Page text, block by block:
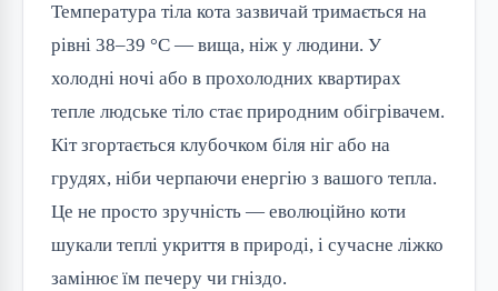
Температура тіла кота зазвичай тримається на
рівні 38–39 °C — вища, ніж у людини. У
холодні ночі або в прохолодних квартирах
тепле людське тіло стає природним обігрівачем.
Кіт згортається клубочком біля ніг або на
грудях, ніби черпаючи енергію з вашого тепла.
Це не просто зручність — еволюційно коти
шукали теплі укриття в природі, і сучасне ліжко
замінює їм печеру чи гніздо.